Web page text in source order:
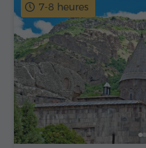
7-8 heures